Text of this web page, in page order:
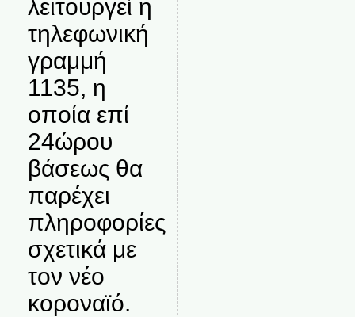
λειτουργεί η
τηλεφωνική
γραμμή
1135, η
οποία επί
24ώρου
βάσεως θα
παρέχει
πληροφορίες
σχετικά με
τον νέο
κοροναϊό.